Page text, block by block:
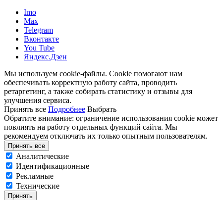
Imo
Max
Telegram
Вконтакте
You Tube
Яндекс.Дзен
Мы используем cookie-файлы. Cookie помогают нам
обеспечивать корректную работу сайта, проводить
ретаргетинг, а также собирать статистику и отзывы для
улучшения сервиса.
Принять все Подробнее Выбрать
Обратите внимание: ограничение использования cookie может
повлиять на работу отдельных функций сайта. Мы
рекомендуем отключать их только опытным пользователям.
Принять все
Аналитические
Идентификационные
Рекламные
Технические
Принять